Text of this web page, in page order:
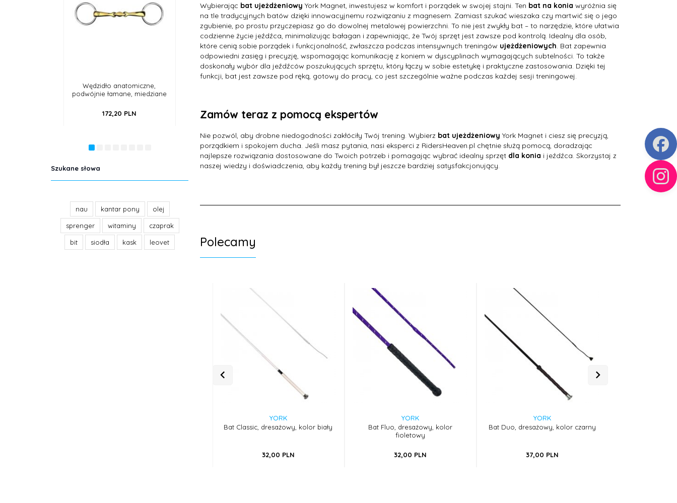
Wędzidło anatomiczne,
łamane, miedziane
Czaprak Enzo, ujeżdżeniowy
166,05 PLN 104,
Szukane słowa
nau kantar pony olej
sprenger witaminy czaprak
bit siodła kask leovet
Wybierając bat ujeżdżeniowy York Magnet, inwestujesz w komfort i porządek w swojej stajni. Ten bat na konia wyróżnia się
na tle tradycyjnych batów dzięki innowacyjnemu rozwiązaniu z magnesem. Zamiast szukać wieszaka czy martwić się o jego
zgubienie, po prostu przyczepiasz go do dowolnej metalowej powierzchni. To nie jest zwykły bat – to narzędzie, które ułatwia
codzienne życie jeźdźca, minimalizując bałagan i zapewniając, że Twój sprzęt jest zawsze pod kontrolą. Idealny dla osób,
które cenią sobie porządek i funkcjonalność, zwłaszcza podczas intensywnych treningów ujeżdżeniowych . Bat zapewnia
odpowiedni zasięg i precyzję, wspomagając komunikację z koniem w dyscyplinach wymagających subtelności. To także
doskonały wybór dla jeźdźców poszukujących sprzętu, który łączy w sobie estetykę i praktyczne zastosowania. Dzięki tej
funkcji, bat jest zawsze pod ręką, gotowy do pracy, co jest szczególnie ważne podczas każdej sesji treningowej.
Zamów teraz z pomocą ekspertów
Nie pozwól, aby drobne niedogodności zakłóciły Twój trening. Wybierz bat ujeżdżeniowy York Magnet i ciesz się precyzją,
porządkiem i spokojem ducha. Jeśli masz pytania, nasi eksperci z RidersHeaven.pl chętnie służą pomocą, doradzając
najlepsze rozwiązania dostosowane do Twoich potrzeb i pomagając wybrać idealny sprzęt dla konia i jeźdźca. Skorzystaj z
naszej wiedzy i doświadczenia, aby każdy trening był jeszcze bardziej satysfakcjonujący.
Polecamy
YORK
Bat Classic, dresażowy, kolor biały
32,00 PLN
YORK
Bat Fluo, dresażowy, kolor
fioletowy
32,00 PLN
YORK
Bat Duo, dresażowy, kolor czarny
37,00 PLN